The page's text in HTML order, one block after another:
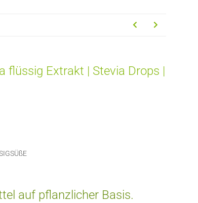
flüssig Extrakt | Stevia Drops |
auf pflanzlicher Basis.